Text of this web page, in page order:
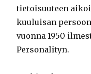
tietoisuuteen
kuuluisan
vuonna 1950
Personalityn.